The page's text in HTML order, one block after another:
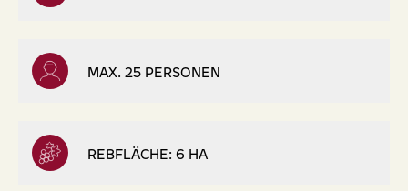
MAX. 25 PERSONEN
REBFLÄCHE: 6 HA